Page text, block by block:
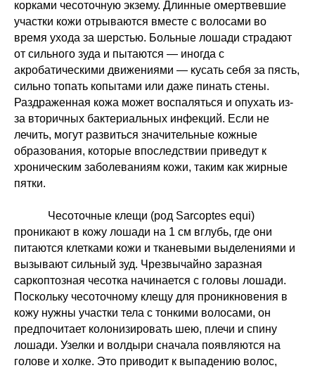
корками чесоточную экзему. Длинные омертвевшие
участки кожи отрываются вместе с волосами во
время ухода за шерстью. Больные лошади страдают
от сильного зуда и пытаются — иногда с
акробатическими движениями — кусать себя за пясть,
сильно топать копытами или даже пинать стены.
Раздраженная кожа может воспаляться и опухать из-
за вторичных бактериальных инфекций. Если не
лечить, могут развиться значительные кожные
образования, которые впоследствии приведут к
хроническим заболеваниям кожи, таким как жирные
пятки.
Чесоточные клещи (род Sarcoptes equi)
проникают в кожу лошади на 1 см вглубь, где они
питаются клетками кожи и тканевыми выделениями и
вызывают сильный зуд. Чрезвычайно заразная
саркоптозная чесотка начинается с головы лошади.
Поскольку чесоточному клещу для проникновения в
кожу нужны участки тела с тонкими волосами, он
предпочитает колонизировать шею, плечи и спину
лошади. Узелки и волдыри сначала появляются на
голове и холке. Это приводит к выпадению волос,